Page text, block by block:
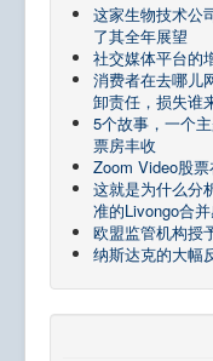
这家生物技术公
了其全年展望
社交媒体平台的
消费者在去哪儿
卸责任，损失谁
5个故事，一个
票房丰收
Zoom Video股
这就是为什么分
准的Livongo合
欧盟监管机构授
纳斯达克的大幅